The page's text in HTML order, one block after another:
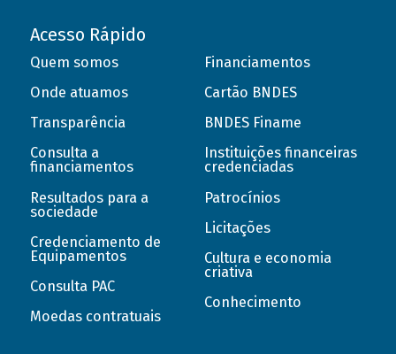
Acesso Rápido
Quem somos
Onde atuamos
Transparência
Consulta a
financiamentos
Resultados para a
sociedade
Credenciamento de
Equipamentos
Consulta PAC
Moedas contratuais
Financiamentos
Cartão BNDES
BNDES Finame
Instituições financeiras
credenciadas
Patrocínios
Licitações
Cultura e economia
criativa
Conhecimento